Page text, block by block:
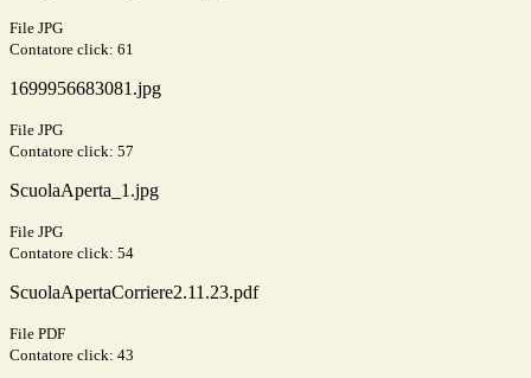
File JPG
Contatore click: 61
1699956683081.jpg
File JPG
Contatore click: 57
ScuolaAperta_1.jpg
File JPG
Contatore click: 54
ScuolaApertaCorriere2.11.23.pdf
File PDF
Contatore click: 43